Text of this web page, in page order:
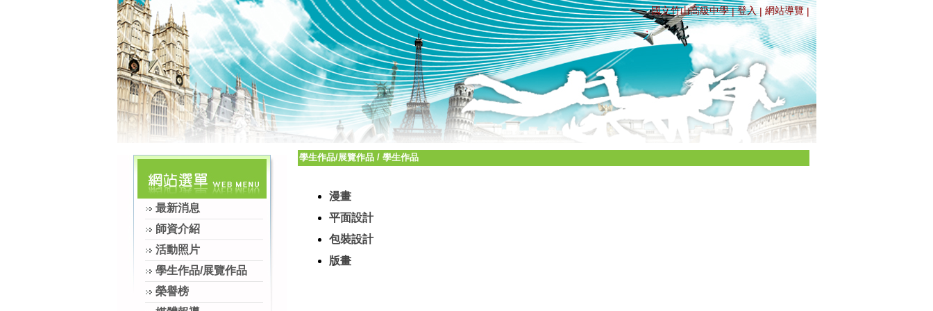
國立竹山高級中學|登入| 網站導覽|
最新消息
師資介紹
活動照片
學生作品/展覽作品
榮譽榜
學生作品/展覽作品/ 學生作品
漫畫
平面設計
包裝設計
版畫